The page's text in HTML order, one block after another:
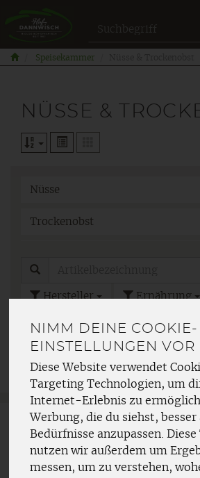
NIMM DEINE COOKIE-
EINSTELLUNGEN VOR
Diese Website verwendet
Targeting Technologien, um
Internet-Erlebnis zu
Werbung, die du siehst, besser
Bedürfnisse anzupassen.
nutzen wir außerdem um
messen, um zu verstehen,
Speisekammer
NÜSSE &
Nüsse
Trockenobst
Hersteller Ernährung
Allergene